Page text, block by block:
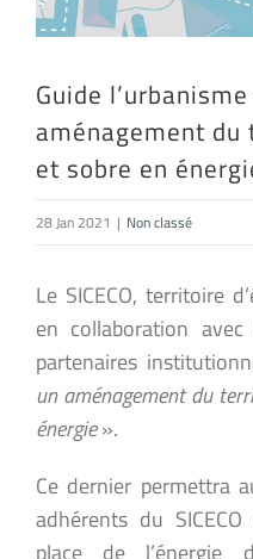
Guide
aménagement
et sobre en
28 Jan 2021 | Non classé
Le SICECO, territoire
en collaboration
partenaires
un aménagement du
énergie».
Ce dernier permettra
adhérents du
place de l’énergie